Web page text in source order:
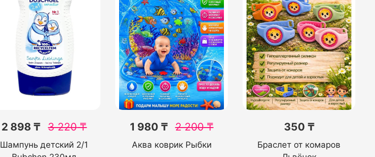
2 898 ₸ 3 220₸
Шампунь детский 2/1
1 980 ₸ 2 200₸
Аква коврик Рыбки
350 ₸
Браслет от комаров